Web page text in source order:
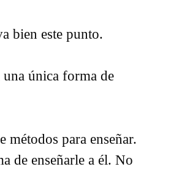
bien este punto.
una única forma de
métodos para enseñar.
de enseñarle a él. No